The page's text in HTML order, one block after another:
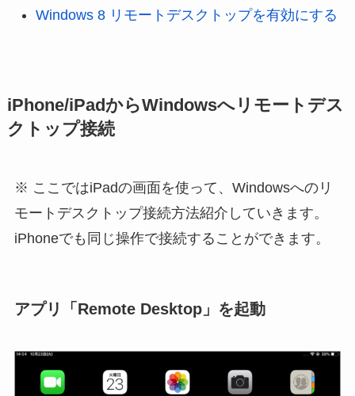
Windows 8 リモートデスクトップを有効にする
iPhone/iPadからWindowsへリモートデス
クトップ接続
※ ここではiPadの画面を使って、Windowsへのリ
モートデスクトップ接続方法紹介していきます。
iPhoneでも同じ操作で接続することができます。
アプリ「Remote Desktop」を起動